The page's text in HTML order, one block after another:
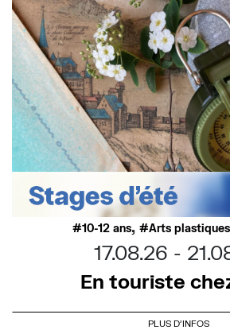
10-12 ans, Arts plastiques
17.08.26
En touriste
PLUS D'INFOS